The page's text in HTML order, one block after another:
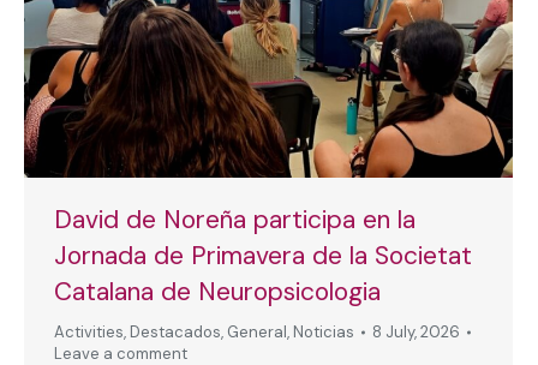
David de Noreña participa en la
Jornada de Primavera de la Societat
Catalana de Neuropsicologia
Activities, Destacados, General, Noticias
8 July, 2026
Leave a comment